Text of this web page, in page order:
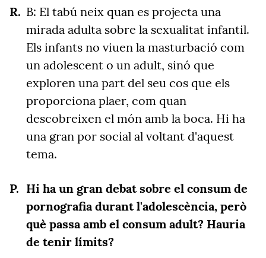
B: El tabú neix quan es projecta una
mirada adulta sobre la sexualitat infantil.
Els infants no viuen la masturbació com
un adolescent o un adult, sinó que
exploren una part del seu cos que els
proporciona plaer, com quan
descobreixen el món amb la boca. Hi ha
una gran por social al voltant d'aquest
tema.
Hi ha un gran debat sobre el consum de
pornografia durant l'adolescència, però
què passa amb el consum adult? Hauria
de tenir límits?